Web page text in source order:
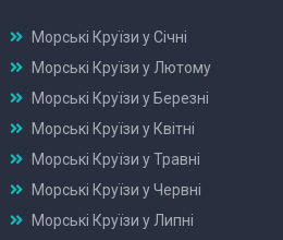
Морські Круїзи у Січні
Морські Круїзи у Лютому
Морські Круїзи у Березні
Морські Круїзи у Квітні
Морські Круїзи у Травні
Морські Круїзи у Червні
Морські Круїзи у Липні